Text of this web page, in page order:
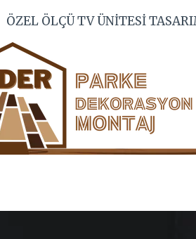
ÖZEL ÖLÇÜ TV ÜNITESI